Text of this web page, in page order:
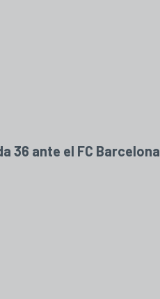
36 ante el FC Barcelona